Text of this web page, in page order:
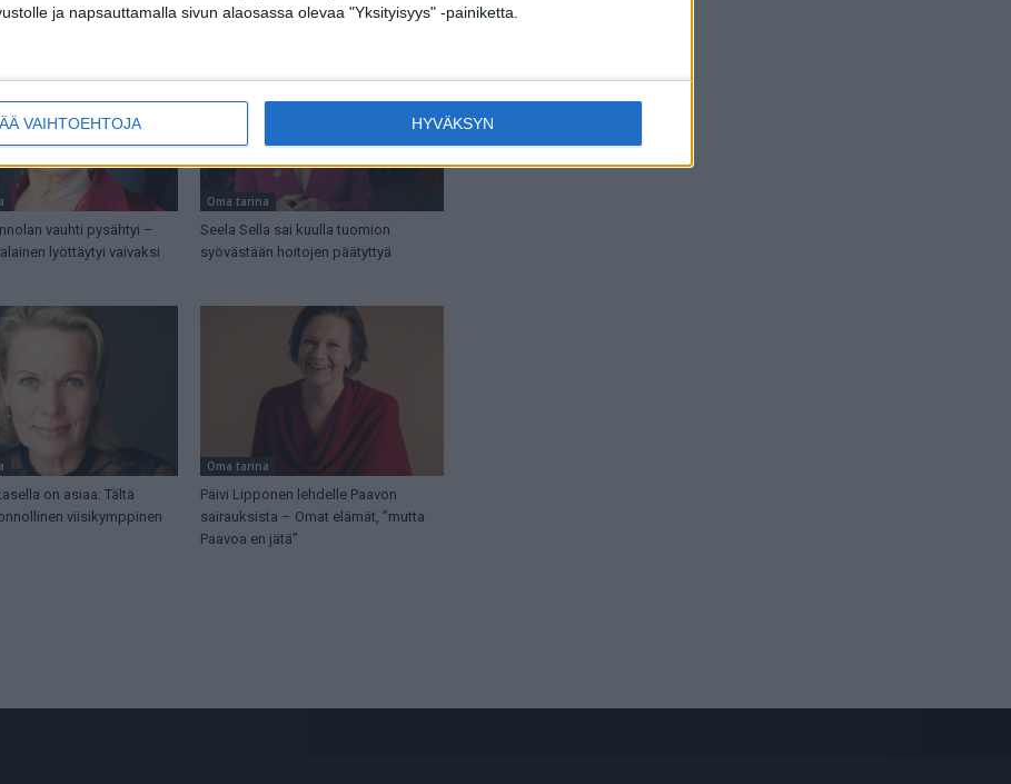
ja napsauttamalla sivun alaosassa olevaa "Yksityisyys" -painiketta.
VAIHTOEHTOJA HYVÄKSYN
aiemmin?
vauhti pysähtyi –
lyöttäytyi vaivaksi
Oma tarina
Seela Sella sai kuulla tuomion
syövästään hoitojen päätyttyä
on asiaa: Tältä
viisikymppinen
Oma tarina
Päivi Lipponen lehdelle Paavon
sairauksista – Omat elämät, ”mutta
Paavoa en jätä”